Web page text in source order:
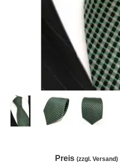
Preis (zzgl. Versand)